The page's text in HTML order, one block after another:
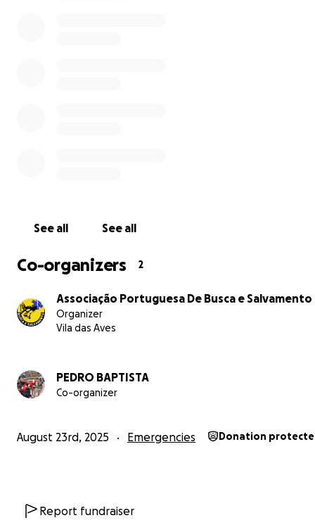
See all See all
Co-organizers 2
Associação Portuguesa De Busca e Salvamento
Organizer
Vila das Aves
PEDRO BAPTISTA
Co-organizer
August 23rd, 2025 Emergencies Donation
Report fundraiser